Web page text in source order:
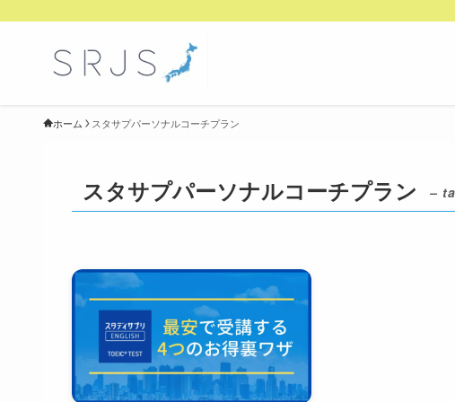
ホーム スタサプパーソナルコーチプラン
スタサプパーソナルコーチプラン –